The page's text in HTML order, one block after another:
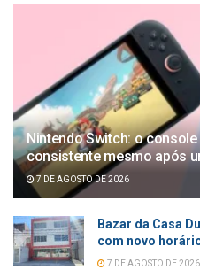
Nintendo Switch: o
consistente mesmo após
7 DE AGOSTO DE 2026
Bazar da Casa
com novo
7 DE AGOSTO DE 2026